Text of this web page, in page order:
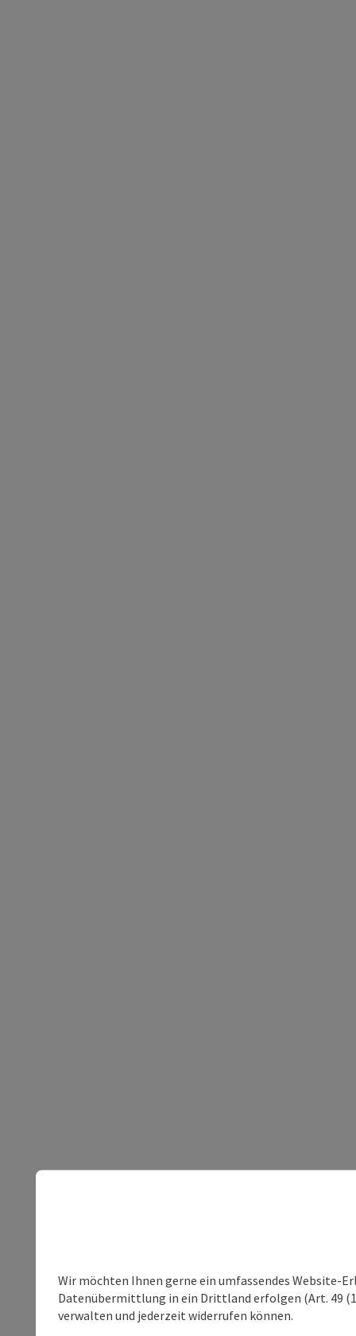
Wir möchten Ihnen gerne ein umfassendes Website-
Datenübermittlung in ein Drittland erfolgen (Art. 49
verwalten und jederzeit widerrufen können.